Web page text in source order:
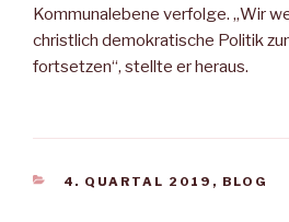
Kommunalebene verfolge. „Wir
christlich demokratische Politik
fortsetzen“, stellte er heraus.
KATEGORIEN
4. QUARTAL 2019 , BLOG